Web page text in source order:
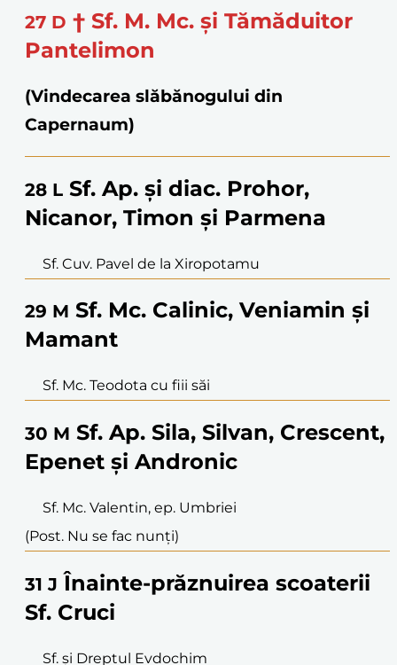
27 D † Sf. M. Mc. și Tămăduitor
Pantelimon
(Vindecarea slăbănogului din
Capernaum)
28 L Sf. Ap. și diac. Prohor,
Nicanor, Timon și Parmena
Sf. Cuv. Pavel de la Xiropotamu
29 M Sf. Mc. Calinic, Veniamin și
Mamant
Sf. Mc. Teodota cu fiii săi
30 M Sf. Ap. Sila, Silvan, Crescent,
Epenet și Andronic
Sf. Mc. Valentin, ep. Umbriei
(Post. Nu se fac nunți)
31 J Înainte-prăznuirea scoaterii
Sf. Cruci
Sf. și Dreptul Evdochim